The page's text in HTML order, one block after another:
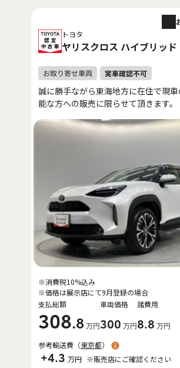
トヨタ
ヤリスクロス ハイブリッド
誠に勝手ながら東海地方に在住で現
能な方への販売に限らせて頂きます。
支払総額
308.8 万円
車両価格
300 万円
諸費用
8.8 万円
※消費税10%込み
※価格は展示店にて9月登録の場合
参考輸送費（東京都）
+4.3 万円 ※販売店にご確認ください